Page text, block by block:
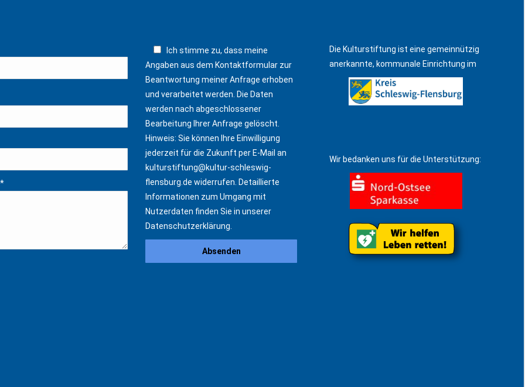
Ich stimme zu, dass meine
Angaben aus dem Kontaktformular zur
Beantwortung meiner Anfrage erhoben
und verarbeitet werden. Die Daten
werden nach abgeschlossener
Bearbeitung Ihrer Anfrage gelöscht.
Hinweis: Sie können Ihre Einwilligung
jederzeit für die Zukunft per E-Mail an
kulturstiftung@kultur-schleswig-
flensburg.de widerrufen. Detaillierte
Informationen zum Umgang mit
Nutzerdaten finden Sie in unserer
Datenschutzerklärung.
Die Kulturstiftung ist eine gemeinnützig
anerkannte, kommunale Einrichtung im
Wir bedanken uns für die Unterstützung: